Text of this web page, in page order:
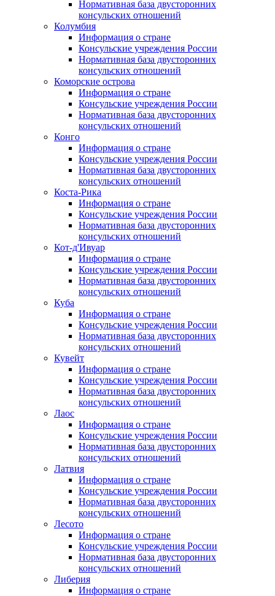
Нормативная база двусторонних
консульских отношений
Колумбия
Информация о стране
Консульские учреждения России
Нормативная база двусторонних
консульских отношений
Коморские острова
Информация о стране
Консульские учреждения России
Нормативная база двусторонних
консульских отношений
Конго
Информация о стране
Консульские учреждения России
Нормативная база двусторонних
консульских отношений
Коста-Рика
Информация о стране
Консульские учреждения России
Нормативная база двусторонних
консульских отношений
Кот-д'Ивуар
Информация о стране
Консульские учреждения России
Нормативная база двусторонних
консульских отношений
Куба
Информация о стране
Консульские учреждения России
Нормативная база двусторонних
консульских отношений
Кувейт
Информация о стране
Консульские учреждения России
Нормативная база двусторонних
консульских отношений
Лаос
Информация о стране
Консульские учреждения России
Нормативная база двусторонних
консульских отношений
Латвия
Информация о стране
Консульские учреждения России
Нормативная база двусторонних
консульских отношений
Лесото
Информация о стране
Консульские учреждения России
Нормативная база двусторонних
консульских отношений
Либерия
Информация о стране